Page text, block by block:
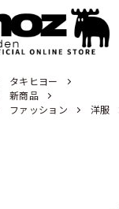
タキヒヨー
新商品
ファッション 洋服